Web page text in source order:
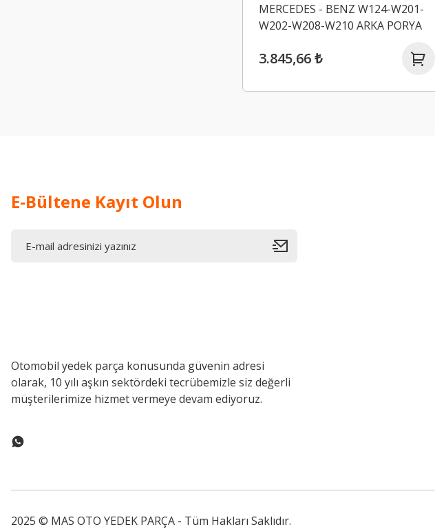
MERCEDES - BENZ W124-W201-
W202-W208-W210 ARKA PORYA
3.845,66 ₺
E-Bültene Kayıt Olun
Otomobil yedek parça konusunda güvenin adresi
olarak, 10 yılı aşkın sektördeki tecrübemizle siz değerli
müşterilerimize hizmet vermeye devam ediyoruz.
2025 © MAS OTO YEDEK PARÇA - Tüm Hakları Saklıdır.